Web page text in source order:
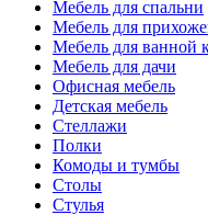
Мебель для спальни
Мебель для
Мебель для ванной
Мебель для дачи
Офисная мебель
Детская мебель
Стеллажи
Полки
Комоды и тумбы
Столы
Стулья